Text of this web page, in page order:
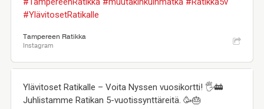
#YlävitosetRatikalle
Tampereen Ratikka
Instagram
Ylävitoset Ratikalle – Voita Nyssen vuosikortti! 🖐️🚋
Juhlistamme Ratikan 5-vuotissynttäreitä. 🥳🎂